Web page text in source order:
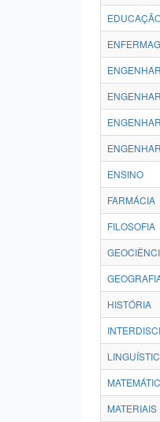
ENSINO
FARMÁCIA
FILOSOFIA
HISTÓRIA
MATERIAIS